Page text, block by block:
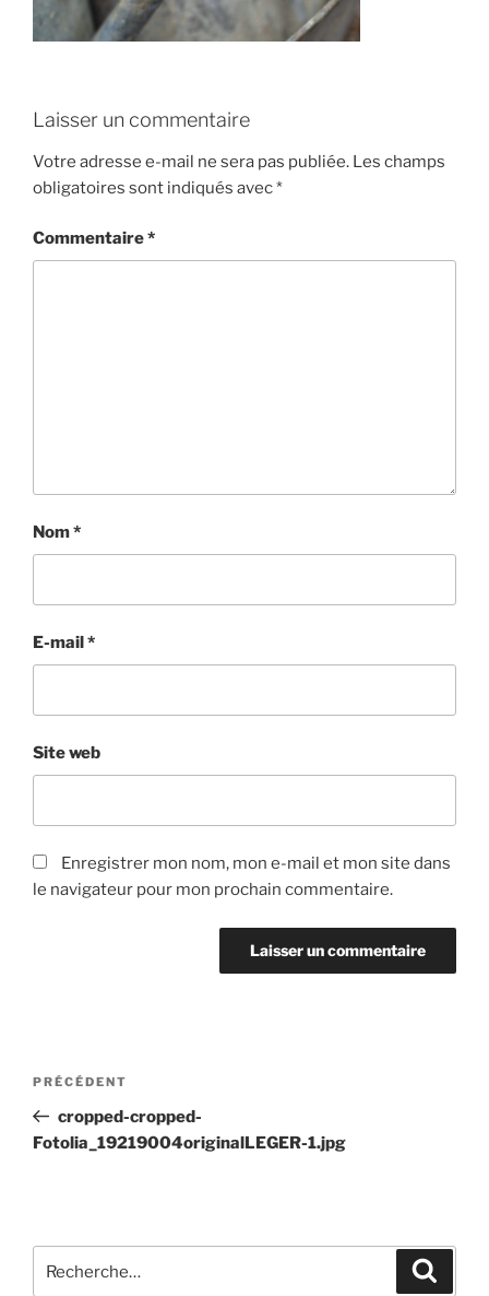
Laisser un commentaire
Votre adresse e-mail ne sera pas publiée. Les champs
obligatoires sont indiqués avec*
Commentaire*
Nom*
E-mail*
Site web
Enregistrer mon nom, mon e-mail et mon site dans
le navigateur pour mon prochain commentaire.
Navigation
l’article
Article
précédent
PRÉCÉDENT
cropped-cropped-
Fotolia_19219004originalLEGER-1.jpg
pour